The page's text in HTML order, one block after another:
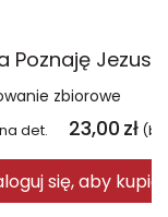
zbiorowe
det. 23,00 zł
się, aby kupić